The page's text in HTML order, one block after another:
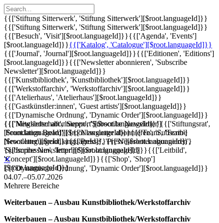
{{['Stiftung Sitterwerk', 'Stiftung Sitterwerk'][$root.languageId]}}
{{['Stiftung Sitterwerk', 'Stiftung Sitterwerk'][$root.languageId]}}
{{['Besuch', 'Visit'][$root.languageId]}}{{['Agenda', 'Events']
[$root.languageId]}}{{['Katalog', 'Catalogue'][$root.languageId]}}
{{['Journal', 'Journal'][$root.languageId]}}{{['Editionen', 'Editions']
[$root.languageId]}}{{['Newsletter abonnieren', 'Subscribe
Newsletter'][$root.languageId]}}
{{['Kunstbibliothek', 'Kunstbibliothek'][$root.languageId]}}
{{['Werkstoffarchiv', 'Werkstoffarchiv'][$root.languageId]}}
{{['Atelierhaus', 'Atelierhaus'][$root.languageId]}}
{{['Gastkünstler:innen', 'Guest artists'][$root.languageId]}}
{{['Dynamische Ordnung', 'Dynamic Order'][$root.languageId]}}
{{['Mitgliedschaft', 'Support'][$root.languageId]}}{{['Stiftungsrat',
'Foundation Board'][$root.languageId]}}{{['Team', 'Team']
[$root.languageId]}}{{['Presse', 'Press'][$root.languageId]}}
{{['Impressum', 'Imprint'][$root.languageId]}}{{['Leitbild',
'Concept'][$root.languageId]}}{{['Shop', 'Shop']
[$root.languageId]}}
{{['Newsletter abonnieren', 'Subscribe Newsletter']
[$root.languageId]}}{{['Newsletter abonnieren', 'Subscribe
Newsletter'][$root.languageId]}}{{['Newsletter abonnieren',
'Subscribe Newsletter'][$root.languageId]}}
✕
{{['Dynamische Ordnung', 'Dynamic Order'][$root.languageId]}}
04.07.–05.07.2026
Mehrere Bereiche
Weiterbauen – Ausbau Kunstbibliothek/Werkstoffarchiv
Weiterbauen – Ausbau Kunstbibliothek/Werkstoffarchiv